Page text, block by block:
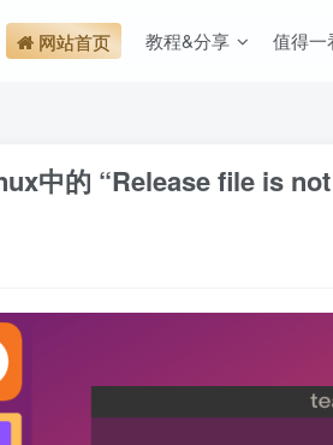
网站首页 教程&分享 值得一
中的 “Release file is